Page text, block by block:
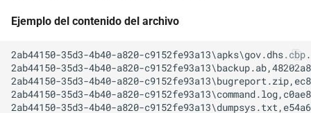
Ejemplo del contenido del archivo
2ab44150-35d3-4b40-a820-
2ab44150-35d3-4b40-a820-
2ab44150-35d3-4b40-a820-
2ab44150-35d3-4b40-a820-
2ab44150-35d3-4b40-a820-